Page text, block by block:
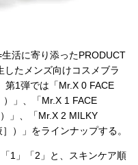
活に寄り添ったPRODUCT
たメンズ向けコスメブラ
第1弾では「Mr.X 0 FACE
」、「Mr.X 1 FACE
」、「Mr.X 2 MILKY
）」をラインナップする。
1」「2」と、スキンケア順